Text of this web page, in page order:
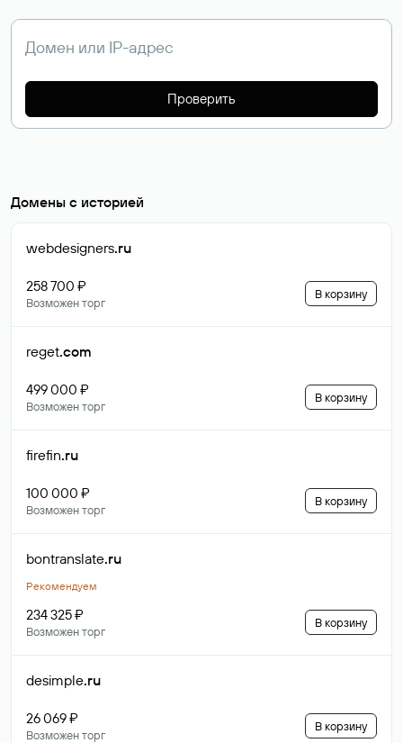
Проверить
Домены с историей
webdesigners.ru
258 700 ₽
Возможен торг
В корзину
reget.com
499 000 ₽
Возможен торг
В корзину
firefin.ru
100 000 ₽
Возможен торг
В корзину
bontranslate.ru
Рекомендуем
234 325 ₽
Возможен торг
В корзину
desimple.ru
26 069 ₽
Возможен торг
В корзину